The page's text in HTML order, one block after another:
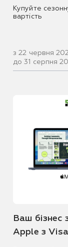
Купуйте
вартість
з 22 червня
до 31 серпня
Ваш бізнес
Apple з